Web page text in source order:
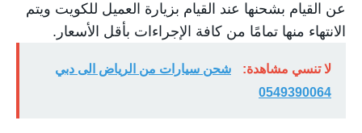
عن القيام بشحنها عند القيام بزيارة العميل للكويت ويتم
الانتهاء منها تمامًا من كافة الإجراءات بأقل الأسعار.
لا تنسي مشاهدة:
شحن سيارات من الرياض الى دبي
0549390064